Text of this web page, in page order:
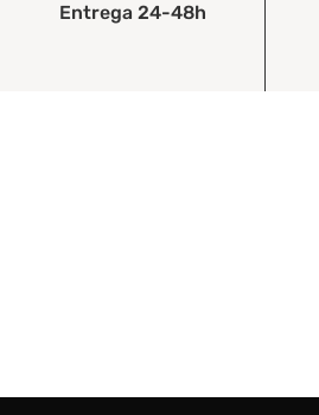
Entrega 24-48h